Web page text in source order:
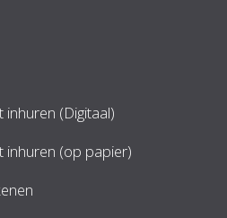
(Digitaal)
inhuren (op papier)